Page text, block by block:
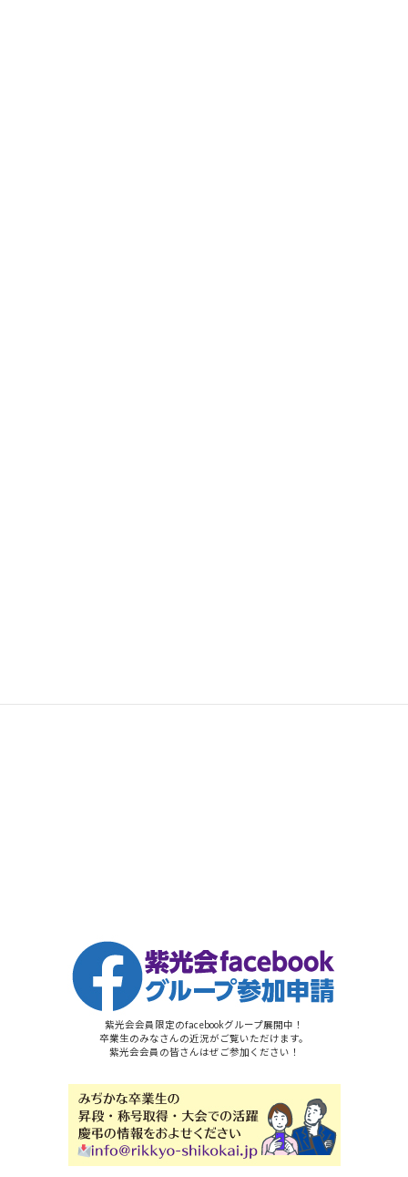
紫光会会員限定のfacebookグループ展開中！
卒業生のみなさんの近況がご覧いただけます。
紫光会会員の皆さんはぜご参加ください！